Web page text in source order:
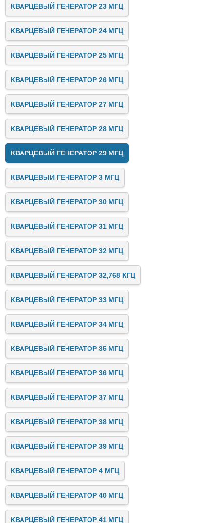
КВАРЦЕВЫЙ ГЕНЕРАТОР 23 МГЦ
КВАРЦЕВЫЙ ГЕНЕРАТОР 24 МГЦ
КВАРЦЕВЫЙ ГЕНЕРАТОР 25 МГЦ
КВАРЦЕВЫЙ ГЕНЕРАТОР 26 МГЦ
КВАРЦЕВЫЙ ГЕНЕРАТОР 27 МГЦ
КВАРЦЕВЫЙ ГЕНЕРАТОР 28 МГЦ
КВАРЦЕВЫЙ ГЕНЕРАТОР 29 МГЦ
КВАРЦЕВЫЙ ГЕНЕРАТОР 3 МГЦ
КВАРЦЕВЫЙ ГЕНЕРАТОР 30 МГЦ
КВАРЦЕВЫЙ ГЕНЕРАТОР 31 МГЦ
КВАРЦЕВЫЙ ГЕНЕРАТОР 32 МГЦ
КВАРЦЕВЫЙ ГЕНЕРАТОР 32,768 КГЦ
КВАРЦЕВЫЙ ГЕНЕРАТОР 33 МГЦ
КВАРЦЕВЫЙ ГЕНЕРАТОР 34 МГЦ
КВАРЦЕВЫЙ ГЕНЕРАТОР 35 МГЦ
КВАРЦЕВЫЙ ГЕНЕРАТОР 36 МГЦ
КВАРЦЕВЫЙ ГЕНЕРАТОР 37 МГЦ
КВАРЦЕВЫЙ ГЕНЕРАТОР 38 МГЦ
КВАРЦЕВЫЙ ГЕНЕРАТОР 39 МГЦ
КВАРЦЕВЫЙ ГЕНЕРАТОР 4 МГЦ
КВАРЦЕВЫЙ ГЕНЕРАТОР 40 МГЦ
КВАРЦЕВЫЙ ГЕНЕРАТОР 41 МГЦ